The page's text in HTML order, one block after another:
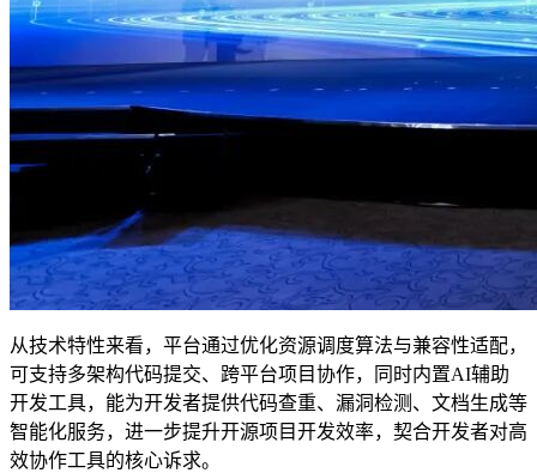
从技术特性来看，平台通过优化资源调度算法与兼容性适配，
可支持多架构代码提交、跨平台项目协作，同时内置AI辅助
开发工具，能为开发者提供代码查重、漏洞检测、文档生成等
智能化服务，进一步提升开源项目开发效率，契合开发者对高
效协作工具的核心诉求。